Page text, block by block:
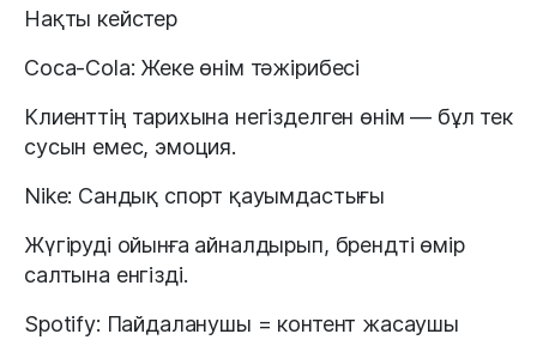
Нақты кейстер
Coca-Cola: Жеке өнім тәжірибесі
Клиенттің тарихына негізделген өнім — бұл тек
сусын емес, эмоция.
Nike: Сандық спорт қауымдастығы
Жүгіруді ойынға айналдырып, брендті өмір
салтына енгізді.
Spotify: Пайдаланушы = контент жасаушы